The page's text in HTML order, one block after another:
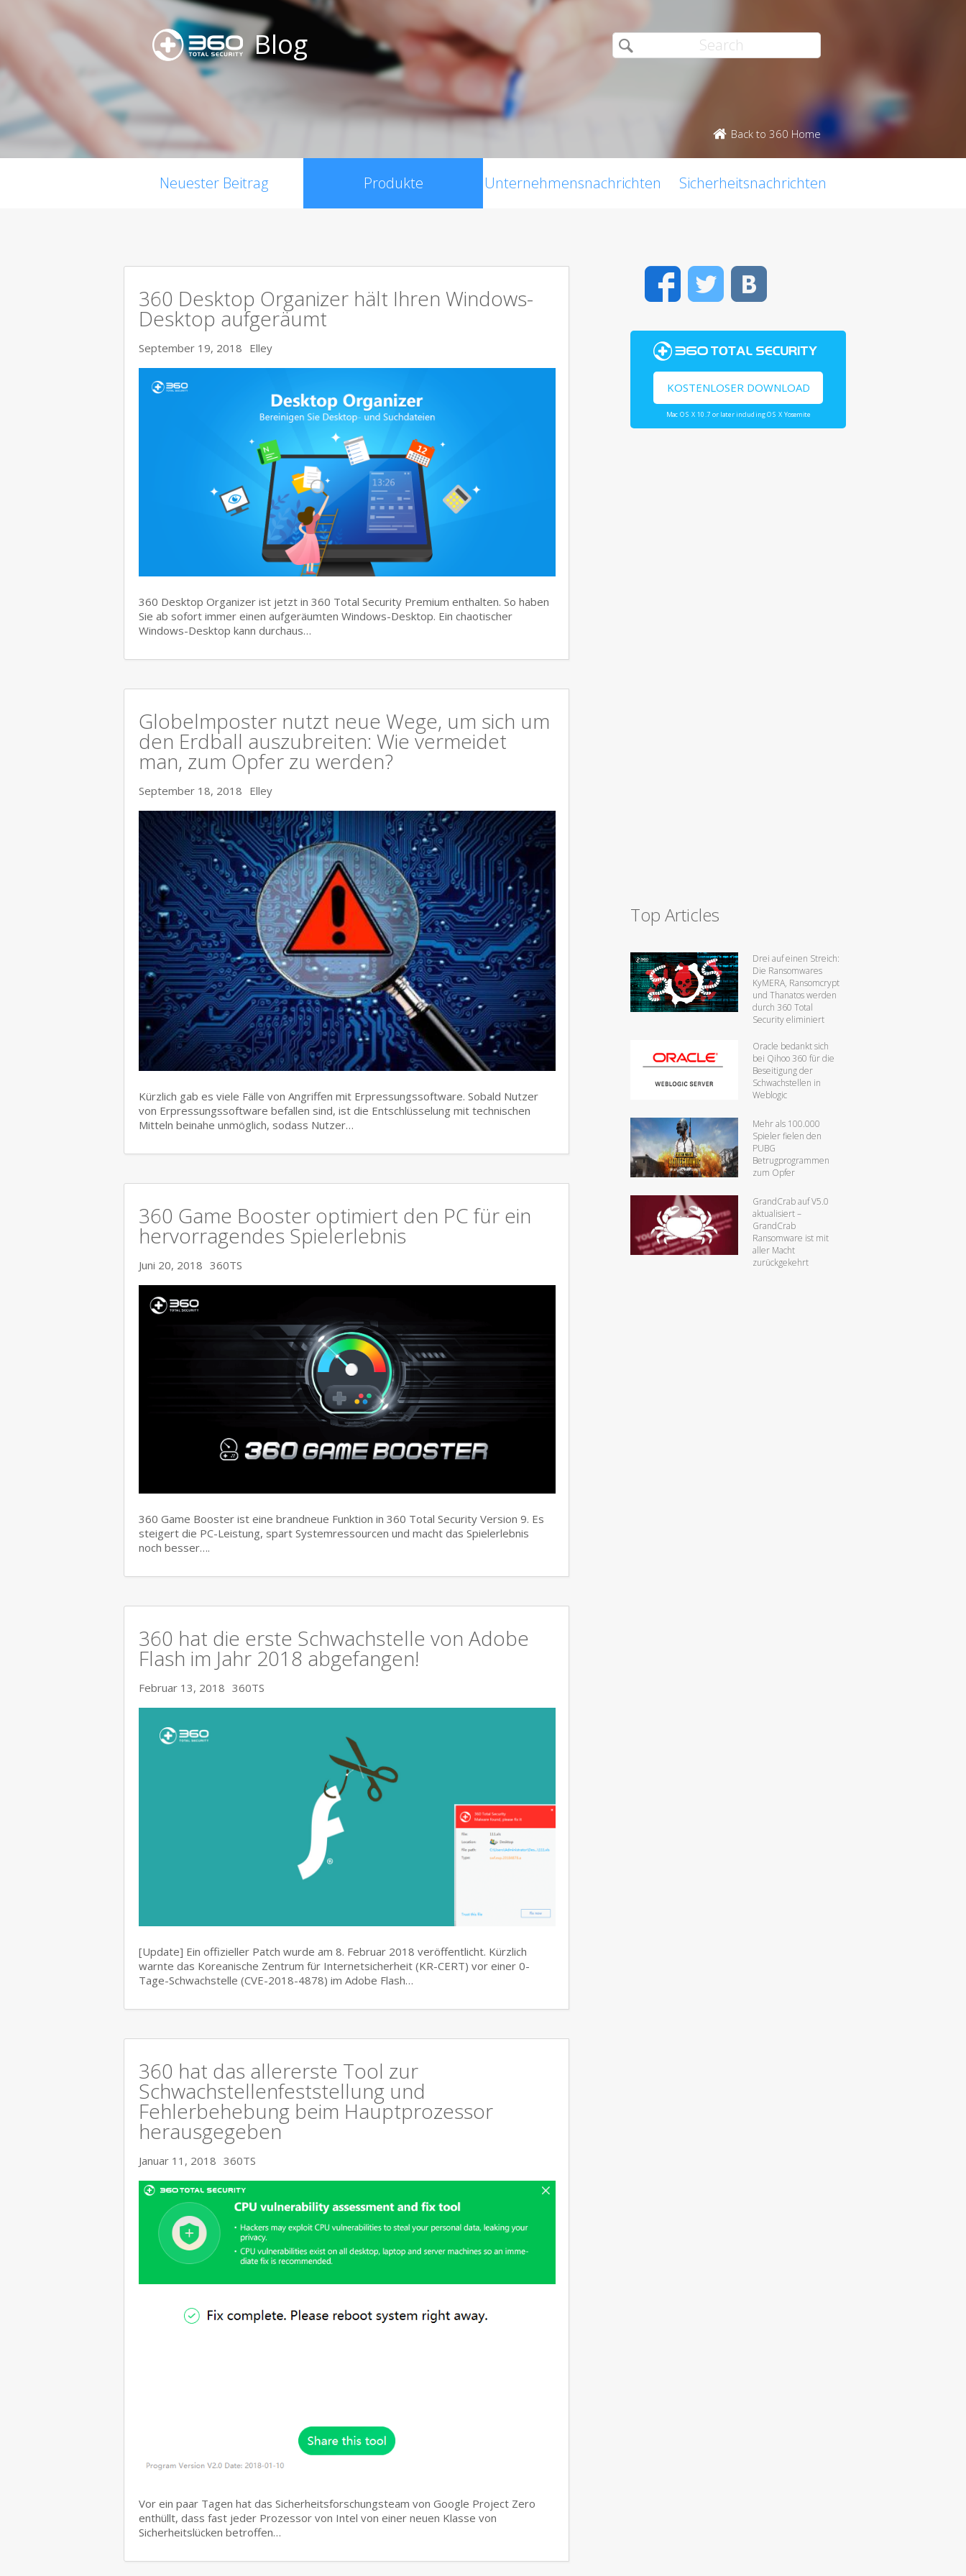
Blog
Back to 360 Home
Neuester Beitrag Produkte Unternehmensnachrichten Sicherheitsnachrichten
360 Desktop Organizer hält Ihren Windows-
Desktop aufgeräumt
September 19, 2018 Elley
360 Desktop Organizer ist jetzt in 360 Total Security Premium enthalten. So haben
Sie ab sofort immer einen aufgeräumten Windows-Desktop. Ein chaotischer
Windows-Desktop kann durchaus…
Globelmposter nutzt neue Wege, um sich um
den Erdball auszubreiten: Wie vermeidet
man, zum Opfer zu werden?
September 18, 2018 Elley
Kürzlich gab es viele Fälle von Angriffen mit Erpressungssoftware. Sobald Nutzer
von Erpressungssoftware befallen sind, ist die Entschlüsselung mit technischen
Mitteln beinahe unmöglich, sodass Nutzer…
360 Game Booster optimiert den PC für ein
hervorragendes Spielerlebnis
Juni 20, 2018 360TS
360 Game Booster ist eine brandneue Funktion in 360 Total Security Version 9. Es
steigert die PC-Leistung, spart Systemressourcen und macht das Spielerlebnis
noch besser….
360 hat die erste Schwachstelle von Adobe
Flash im Jahr 2018 abgefangen!
Februar 13, 2018 360TS
[Update] Ein offizieller Patch wurde am 8. Februar 2018 veröffentlicht. Kürzlich
warnte das Koreanische Zentrum für Internetsicherheit (KR-CERT) vor einer 0-
Tage-Schwachstelle (CVE-2018-4878) im Adobe Flash…
360 hat das allererste Tool zur
Schwachstellenfeststellung und
Fehlerbehebung beim Hauptprozessor
herausgegeben
Januar 11, 2018 360TS
Vor ein paar Tagen hat das Sicherheitsforschungsteam von Google Project Zero
enthüllt, dass fast jeder Prozessor von Intel von einer neuen Klasse von
Sicherheitslücken betroffen…
FacebookTwitter
KOSTENLOSER DOWNLOAD
Mac OS X 10.7 or later including OS X Yosemite
Top Articles
Drei auf einen Streich:
Die Ransomwares
KyMERA, Ransomcrypt
und Thanatos werden
durch 360 Total
Security eliminiert
Oracle bedankt sich
bei Qihoo 360 für die
Beseitigung der
Schwachstellen in
Weblogic
Mehr als 100.000
Spieler fielen den
PUBG
Betrugprogrammen
zum Opfer
GrandCrab auf V5.0
aktualisiert –
GrandCrab
Ransomware ist mit
aller Macht
zurückgekehrt